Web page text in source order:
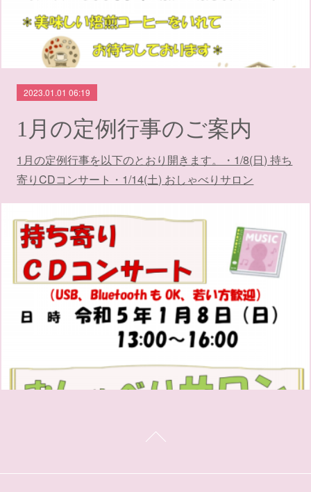
2023.01.01 06:19
1月の定例行事のご案内
1月の定例行事を以下のとおり開きます。・1/8(日) 持ち
寄りCDコンサート・1/14(土) おしゃべりサロン